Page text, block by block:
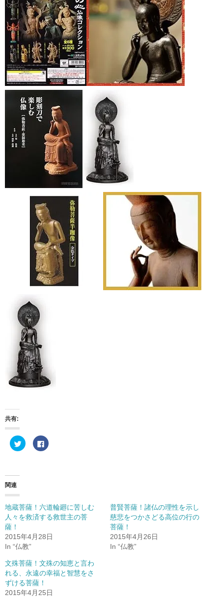
共有:
ク
リ
e
r
で
(
新
し
ウ
ィ
ン
ド
ウ
で
開
F
a
す
る
に
リ
ッ
て
く
だ
さ
(
新
関連
地蔵菩薩！六道輪廻に苦しむ
人々を救済する救世主の菩
薩！
2015年4月28日
In “仏教”
普賢菩薩！諸仏の理性を示し
慈悲をつかさどる高位の行の
菩薩！
2015年4月26日
In “仏教”
文殊菩薩！文殊の知恵と言わ
れる、永遠の幸福と智慧をさ
ずける菩薩！
2015年4月25日